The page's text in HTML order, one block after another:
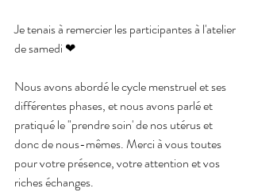
Je tenais à remercier les participantes à l'atelier
de samedi ❤
Nous avons abordé le cycle menstruel et ses
différentes phases, et nous avons parlé et
pratiqué le "prendre soin' de nos utérus et
donc de nous-mêmes. Merci à vous toutes
pour votre présence, votre attention et vos
riches échanges.